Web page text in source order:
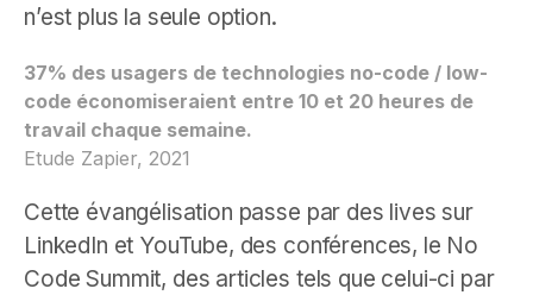
n’est plus la seule option.
37% des usagers de technologies no-code / low-
code économiseraient entre 10 et 20 heures de
travail chaque semaine.
Etude Zapier, 2021
Cette évangélisation passe par des lives sur
LinkedIn et YouTube, des conférences, le No
Code Summit, des articles tels que celui-ci par